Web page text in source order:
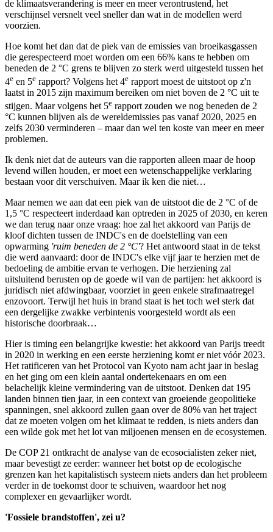
de klimaatsverandering is meer en meer verontrustend, het
verschijnsel versnelt veel sneller dan wat in de modellen werd
voorzien.
Hoe komt het dan dat de piek van de emissies van broeikasgassen
die gerespecteerd moet worden om een 66% kans te hebben om
beneden de 2 °C grens te blijven zo sterk werd uitgesteld tussen het
4e en 5e rapport? Volgens het 4e rapport moest de uitstoot op z'n
laatst in 2015 zijn maximum bereiken om niet boven de 2 °C uit te
stijgen. Maar volgens het 5e rapport zouden we nog beneden de 2
°C kunnen blijven als de wereldemissies pas vanaf 2020, 2025 en
zelfs 2030 verminderen – maar dan wel ten koste van meer en meer
problemen.
Ik denk niet dat de auteurs van die rapporten alleen maar de hoop
levend willen houden, er moet een wetenschappelijke verklaring
bestaan voor dit verschuiven. Maar ik ken die niet…
Maar nemen we aan dat een piek van de uitstoot die de 2 °C of de
1,5 °C respecteert inderdaad kan optreden in 2025 of 2030, en keren
we dan terug naar onze vraag: hoe zal het akkoord van Parijs de
kloof dichten tussen de INDC's en de doelstelling van een
opwarming 'ruim beneden de 2 °C'? Het antwoord staat in de tekst
die werd aanvaard: door de INDC's elke vijf jaar te herzien met de
bedoeling de ambitie ervan te verhogen. Die herziening zal
uitsluitend berusten op de goede wil van de partijen: het akkoord is
juridisch niet afdwingbaar, voorziet in geen enkele strafmaatregel
enzovoort. Terwijl het huis in brand staat is het toch wel sterk dat
een dergelijke zwakke verbintenis voorgesteld wordt als een
historische doorbraak…
Hier is timing een belangrijke kwestie: het akkoord van Parijs treedt
in 2020 in werking en een eerste herziening komt er niet vóór 2023.
Het ratificeren van het Protocol van Kyoto nam acht jaar in beslag
en het ging om een klein aantal ondertekenaars en om een
belachelijk kleine vermindering van de uitstoot. Denken dat 195
landen binnen tien jaar, in een context van groeiende geopolitieke
spanningen, snel akkoord zullen gaan over de 80% van het traject
dat ze moeten volgen om het klimaat te redden, is niets anders dan
een wilde gok met het lot van miljoenen mensen en de ecosystemen.
De COP 21 ontkracht de analyse van de ecosocialisten zeker niet,
maar bevestigt ze eerder: wanneer het botst op de ecologische
grenzen kan het kapitalistisch systeem niets anders dan het probleem
verder in de toekomst door te schuiven, waardoor het nog
complexer en gevaarlijker wordt.
'Fossiele brandstoffen', zei u?